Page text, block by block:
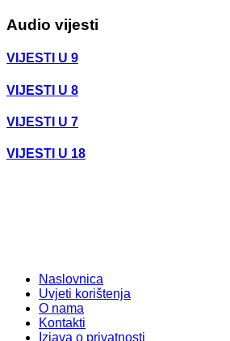
Audio vijesti
VIJESTI U 9
VIJESTI U 8
VIJESTI U 7
VIJESTI U 18
Naslovnica
Uvjeti korištenja
O nama
Kontakti
Izjava o privatnosti